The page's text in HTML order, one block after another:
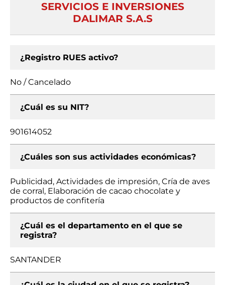
SERVICIOS E INVERSIONES
DALIMAR S.A.S
¿Registro RUES activo?
No / Cancelado
¿Cuál es su NIT?
901614052
¿Cuáles son sus actividades económicas?
Publicidad, Actividades de impresión, Cría de aves
de corral, Elaboración de cacao chocolate y
productos de confitería
¿Cuál es el departamento en el que se
registra?
SANTANDER